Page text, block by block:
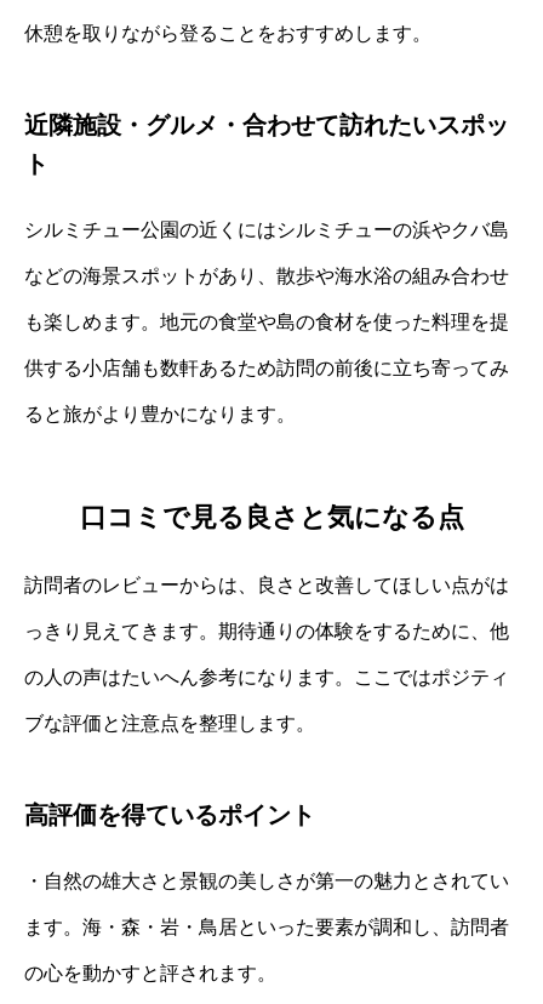
休憩を取りながら登ることをおすすめします。
近隣施設・グルメ・合わせて訪れたいスポッ
ト
シルミチュー公園の近くにはシルミチューの浜やクバ島
などの海景スポットがあり、散歩や海水浴の組み合わせ
も楽しめます。地元の食堂や島の食材を使った料理を提
供する小店舗も数軒あるため訪問の前後に立ち寄ってみ
ると旅がより豊かになります。
口コミで見る良さと気になる点
訪問者のレビューからは、良さと改善してほしい点がは
っきり見えてきます。期待通りの体験をするために、他
の人の声はたいへん参考になります。ここではポジティ
ブな評価と注意点を整理します。
高評価を得ているポイント
・自然の雄大さと景観の美しさが第一の魅力とされてい
ます。海・森・岩・鳥居といった要素が調和し、訪問者
の心を動かすと評されます。